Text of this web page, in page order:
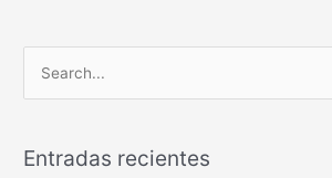
c
Entradas recientes